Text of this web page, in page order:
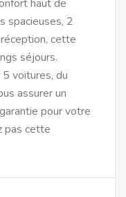
haut de
spacieuses, 2
cette
séjours.
voitures, du
assurer un
pour votre
pas cette